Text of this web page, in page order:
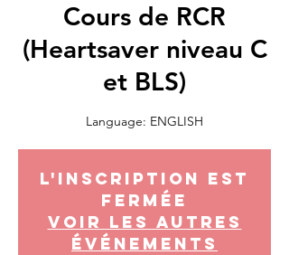
Cours de RCR
(Heartsaver niveau C
et BLS)
Language: ENGLISH
L'inscription est
fermée
Voir les autres
événements